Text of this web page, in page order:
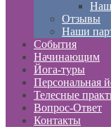
Отзывы
Наши
События
Начинающим
Йога-туры
Персональная
Телесные
Вопрос-Ответ
Контакты